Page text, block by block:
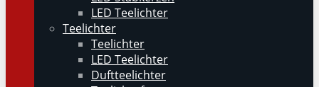
LED Teelichter
Teelichter
Teelichter
LED Teelichter
Duftteelichter